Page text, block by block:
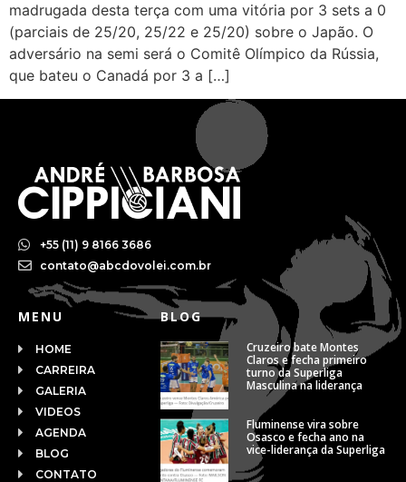
madrugada desta terça com uma vitória por 3 sets a 0
(parciais de 25/20, 25/22 e 25/20) sobre o Japão. O
adversário na semi será o Comitê Olímpico da Rússia,
que bateu o Canadá por 3 a […]
+55 (11) 9 8166 3686
contato@abcdovolei.com.br
MENU
HOME
CARREIRA
GALERIA
VIDEOS
AGENDA
BLOG
CONTATO
BLOG
Cruzeiro bate Montes
Claros e fecha primeiro
turno da Superliga
Masculina na liderança
Fluminense vira sobre
Osasco e fecha ano na
vice-liderança da Superliga